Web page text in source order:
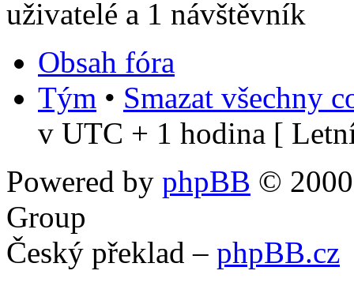
uživatelé a 1 návštěvník
Obsah fóra
Tým • Smazat všechny
v UTC + 1 hodina [
Powered by phpBB ©
Group
Český překlad – phpBB.cz